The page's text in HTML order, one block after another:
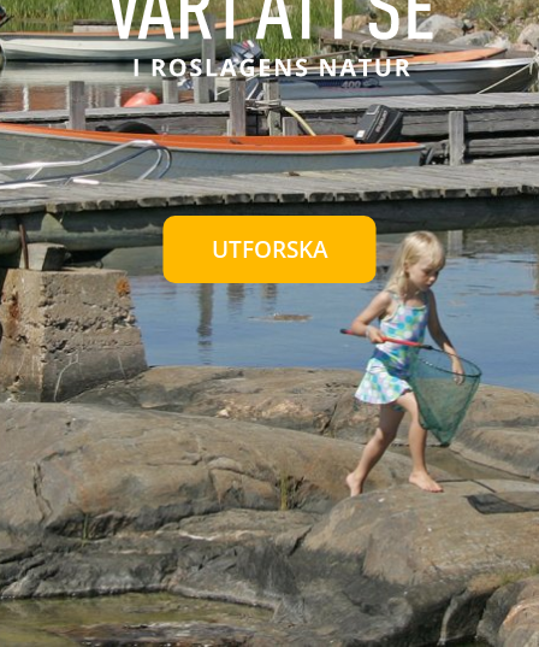
UTFORSKA